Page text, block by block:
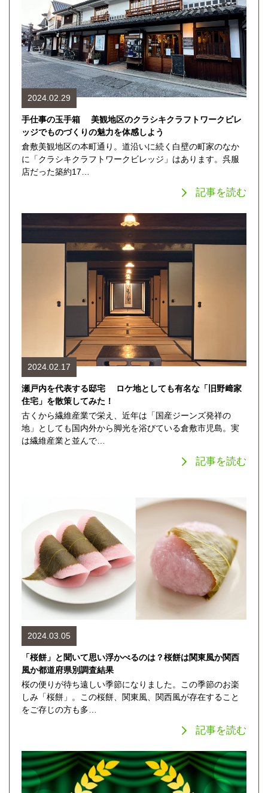
2024.02.29
手仕事の玉手箱 美観地区のクラシキクラフトワークビレ
ッジでものづくりの魅力を体感しよう
倉敷美観地区の本町通り。道沿いに続く白壁の町家のなか
に「クラシキクラフトワークビレッジ」はあります。呉服
店だった築約17…
記事を読む
2024.02.17
瀬戸内を代表する邸宅 ロケ地としても有名な「旧野﨑家
住宅」を散策してみた！
古くから繊維産業で栄え、近年は「国産ジーンズ発祥の
地」としても国内外から脚光を浴びている倉敷市児島。実
は繊維産業と並んで…
記事を読む
2024.03.05
「桜餅」と聞いて思い浮かべるのは？桜餅は関東風か関西
風か都道府県別調査結果
桜の便りが待ち遠しい季節になりました。この季節のお楽
しみ「桜餅」。この桜餅、関東風、関西風が存在すること
をご存じの方も多…
記事を読む